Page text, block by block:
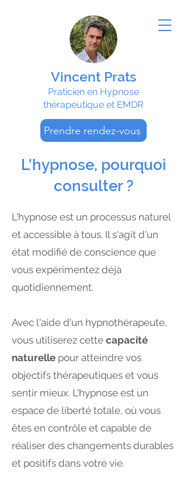
Vincent Prats
Praticien en Hypnose
thérapeutique et EMDR
Prendre rendez-vous
L'hypnose, pourquoi
consulter ?
L'hypnose est un processus naturel
et accessible à tous. Il s'agit d'un
état modifié de conscience que
vous expérimentez déjà
quotidiennement.
Avec l'aide d'un hypnothérapeute,
vous utiliserez cette capacité
naturelle pour atteindre vos
objectifs thérapeutiques et vous
sentir mieux. L'hypnose est un
espace de liberté totale, où vous
êtes en contrôle et capable de
réaliser des changements durables
et positifs dans votre vie.